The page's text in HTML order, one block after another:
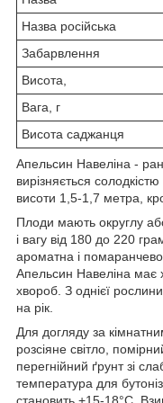
Назва російська
Забарвлення
Висота,
Вага, г
Висота саджанця
Апельсин Навеліна -
вирізняється
висоти 1,5-1,7 метра,
Плоди мають округлу
і вагу від 180 до 220
ароматна і
Апельсин Навеліна має
хвороб. З однієї
на рік.
Для догляду за
розсіяне світло,
перегнійний ґрунт зі
температура для
становить +15-18°C.